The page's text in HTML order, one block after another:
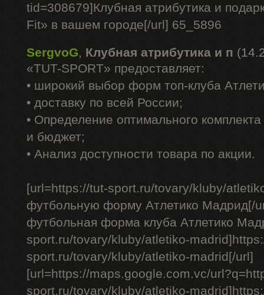
tid=308679]Клубная атрибутика и
Fit» в вашем городе[/url] 65_5896
SergvoG, Клубная атрибутика и п
«TUT-SPORT» предоставляет:
• широкий выбор форм топ-клуба
• доставку по всей России;
• Определение оптимального
и бюджет;
• Анализ доступности товара по акции.
[url=https://tut-sport.ru/tovary/kluby/
футбольную форму Атлетико Мадрид[/
футбольная форма клуба Атлетико
sport.ru/tovary/kluby/atletiko-
sport.ru/tovary/kluby/atletiko-madrid[/url]
[url=https://maps.google.com.vc/
sport.ru/tovary/kluby/atletiko-